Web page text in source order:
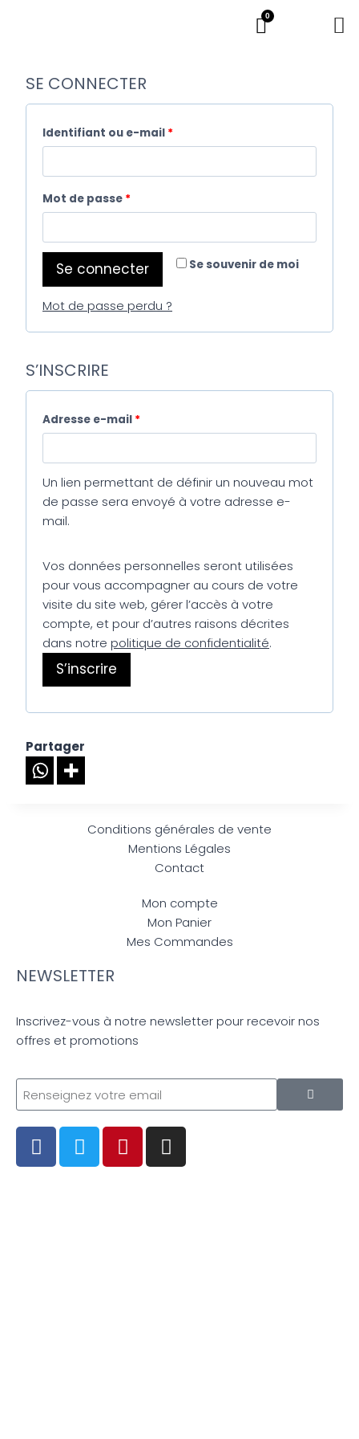
0
SE CONNECTER
Identifiant ou e-mail *
Mot de passe *
Se souvenir de moi
Se connecter
Mot de passe perdu ?
S’INSCRIRE
Adresse e-mail *
Un lien permettant de définir un nouveau mot
de passe sera envoyé à votre adresse e-
mail.
Vos données personnelles seront utilisées
pour vous accompagner au cours de votre
visite du site web, gérer l’accès à votre
compte, et pour d’autres raisons décrites
dans notre politique de confidentialité.
S’inscrire
Partager
Conditions générales de vente
Mentions Légales
Contact
Mon compte
Mon Panier
Mes Commandes
NEWSLETTER
Inscrivez-vous à notre newsletter pour recevoir nos
offres et promotions